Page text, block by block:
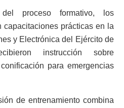
proceso formativo, los
capacitaciones prácticas en la
y Electrónica del Ejército de
instrucción sobre
para emergencias
de entrenamiento combina